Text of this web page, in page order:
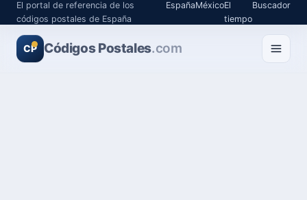
El portal de referencia de los
códigos postales de España
EspañaMéxicoEl
tiempo
Buscador
CP Códigos Postales.com